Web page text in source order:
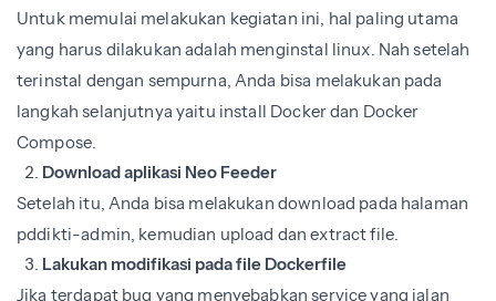
Untuk memulai melakukan kegiatan ini, hal paling utama
yang harus dilakukan adalah menginstal linux. Nah setelah
terinstal dengan sempurna, Anda bisa melakukan pada
langkah selanjutnya yaitu install Docker dan Docker
Compose.
Download aplikasi Neo Feeder
Setelah itu, Anda bisa melakukan download pada halaman
pddikti-admin, kemudian upload dan extract file.
Lakukan modifikasi pada file Dockerfile
Jika terdapat bug yang menyebabkan service yang jalan